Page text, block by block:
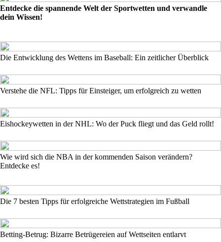
Entdecke die spannende Welt der Sportwetten und verwandle
dein Wissen!
Die Entwicklung des Wettens im Baseball: Ein zeitlicher Überblick
Verstehe die NFL: Tipps für Einsteiger, um erfolgreich zu wetten
Eishockeywetten in der NHL: Wo der Puck fliegt und das Geld rollt!
Wie wird sich die NBA in der kommenden Saison verändern?
Entdecke es!
Die 7 besten Tipps für erfolgreiche Wettstrategien im Fußball
Betting-Betrug: Bizarre Betrügereien auf Wettseiten entlarvt